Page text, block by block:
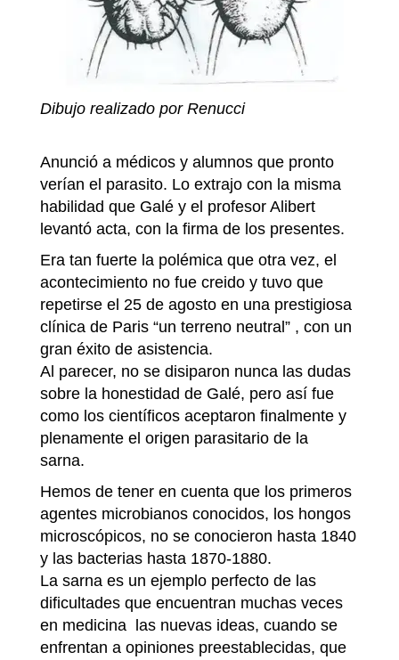
Dibujo realizado por Renucci
Anunció a médicos y alumnos que pronto
verían el parasito. Lo extrajo con la misma
habilidad que Galé y el profesor Alibert
levantó acta, con la firma de los presentes.
Era tan fuerte la polémica que otra vez, el
acontecimiento no fue creido y tuvo que
repetirse el 25 de agosto en una prestigiosa
clínica de Paris “un terreno neutral” , con un
gran éxito de asistencia.
Al parecer, no se disiparon nunca las dudas
sobre la honestidad de Galé, pero así fue
como los científicos aceptaron finalmente y
plenamente el origen parasitario de la
sarna.
Hemos de tener en cuenta que los primeros
agentes microbianos conocidos, los hongos
microscópicos, no se conocieron hasta 1840
y las bacterias hasta 1870-1880.
La sarna es un ejemplo perfecto de las
dificultades que encuentran muchas veces
en medicina las nuevas ideas, cuando se
enfrentan a opiniones preestablecidas, que